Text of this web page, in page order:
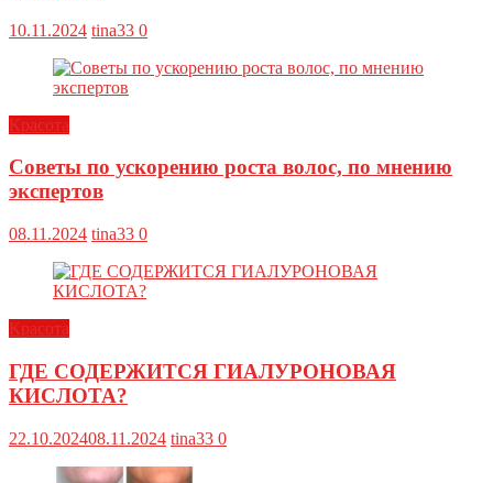
10.11.2024 tina33 0
Красота
Советы по ускорению роста волос, по мнению
экспертов
08.11.2024 tina33 0
Красота
ГДЕ СОДЕРЖИТСЯ ГИАЛУРОНОВАЯ
КИСЛОТА?
22.10.202408.11.2024 tina33 0